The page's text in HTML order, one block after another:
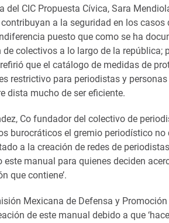
del CIC Propuesta Cívica, Sara
a la seguridad en los casos
puesto que como se ha
colectivos a lo largo de la república;
que el catálogo de medidas de
restrictivo para periodistas y
dista mucho de ser eficiente.
Co fundador del colectivo de
burocráticos el gremio periodístico
a la creación de redes de
este manual para quienes deciden
que contiene’.
Mexicana de Defensa y
de este manual debido a que